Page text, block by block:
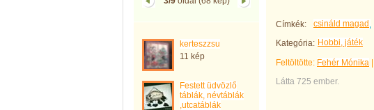
kerteszzsu
11 kép
Festett üdvözlő
táblák, névtáblák
,utcatáblák
Címkék: csináld magad
Kategória: Hobbi, játék
Feltöltötte: Fehér Mónika
Látta 725 ember.